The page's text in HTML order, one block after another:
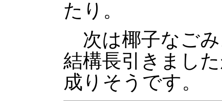
たり。
次は椰子なご
結構長引きまし
成りそうです。